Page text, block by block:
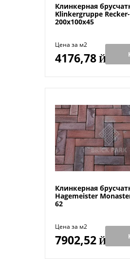
Клинкерная
Klinkergruppe
200х100х45
Цена за м2
4176,78Й
Клинкерная
Hagemeister
62
Цена за м2
7902,52Й